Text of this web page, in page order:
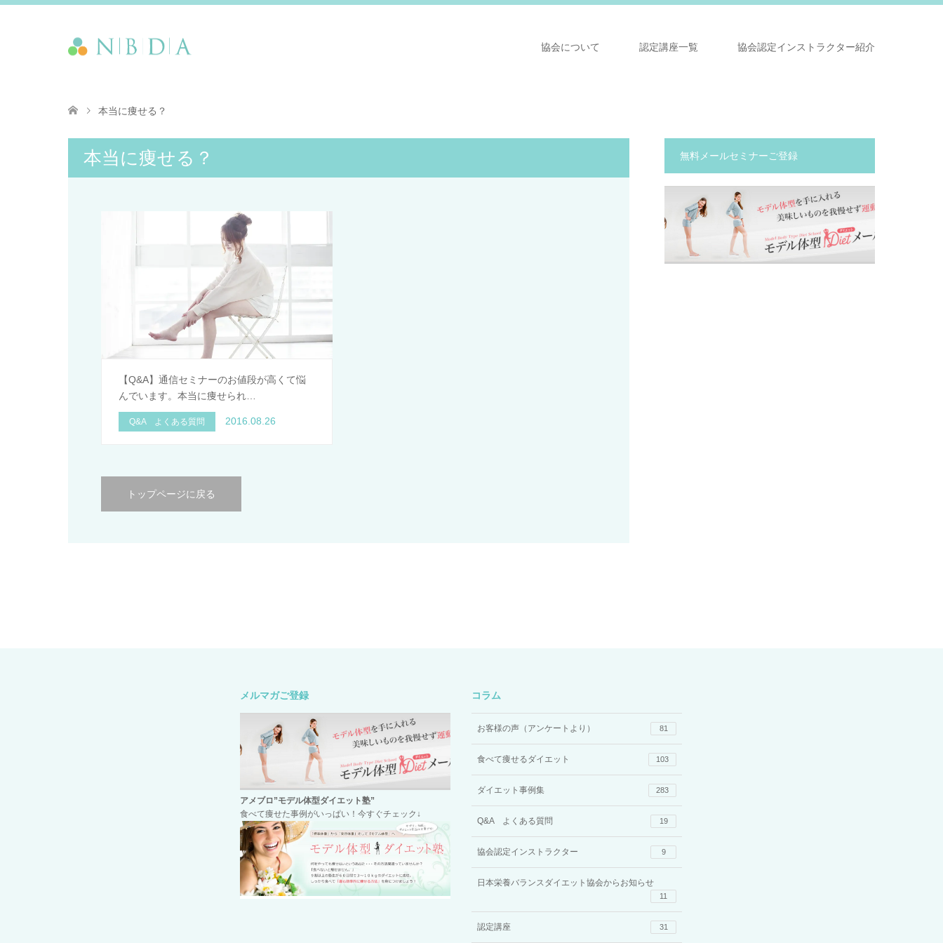
協会について 認定講座一覧 協会認定インストラクター紹介
本当に痩せる？
本当に痩せる？
【Q&A】通信セミナーのお値段が高くて悩
んでいます。本当に痩せられ…
Q&A よくある質問 2016.08.26
トップページに戻る
無料メールセミナーご登録
メルマガご登録
アメブロ”モデル体型ダイエット塾”
食べて痩せた事例がいっぱい！今すぐチェック↓
コラム
お客様の声（アンケートより） 81
食べて痩せるダイエット 103
ダイエット事例集 283
Q&A よくある質問 19
協会認定インストラクター 9
日本栄養バランスダイエット協会からお知らせ
11
認定講座 31